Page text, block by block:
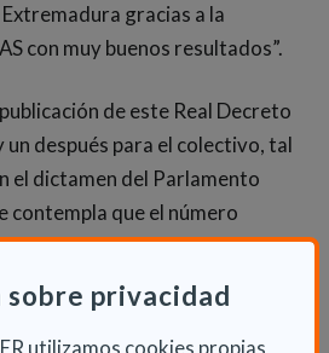
privacidad
utilizamos cookies propias
gracias a la
con muy buenos resultados”.
de este Real Decreto
un después para el colectivo, tal
el dictamen del Parlamento
contempla que el número
112 debe ser accesible a
texto y lengua de signos, y al
que, en la misma línea que el
a que se incluyera‎ la lengua de